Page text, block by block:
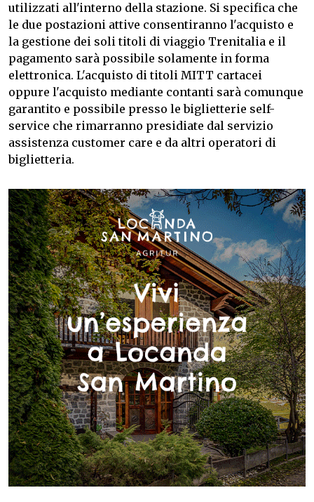
utilizzati all'interno della stazione. Si specifica che
le due postazioni attive consentiranno l'acquisto e
la gestione dei soli titoli di viaggio Trenitalia e il
pagamento sarà possibile solamente in forma
elettronica. L'acquisto di titoli MITT cartacei
oppure l'acquisto mediante contanti sarà comunque
garantito e possibile presso le biglietterie self-
service che rimarranno presidiate dal servizio
assistenza customer care e da altri operatori di
biglietteria.